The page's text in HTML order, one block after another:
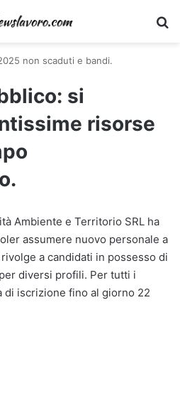
non scaduti e bandi.
si
risorse
Ambiente e Territorio SRL ha
assumere nuovo personale a
a candidati in possesso di
diversi profili. Per tutti i
di iscrizione fino al giorno 22